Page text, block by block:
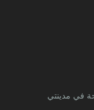
في مدينتي